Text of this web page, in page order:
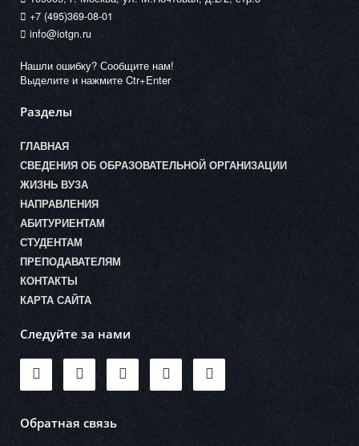
+7 (495)369-08-01
info@iotgn.ru
Нашли ошибку? Сообщите нам!
Выделите и нажмите Ctr+Enter
Разделы
ГЛАВНАЯ
СВЕДЕНИЯ ОБ ОБРАЗОВАТЕЛЬНОЙ ОРГАНИЗАЦИИ
ЖИЗНЬ ВУЗА
НАПРАВЛЕНИЯ
АБИТУРИЕНТАМ
СТУДЕНТАМ
ПРЕПОДАВАТЕЛЯМ
КОНТАКТЫ
КАРТА САЙТА
Следуйте за нами
Обратная связь